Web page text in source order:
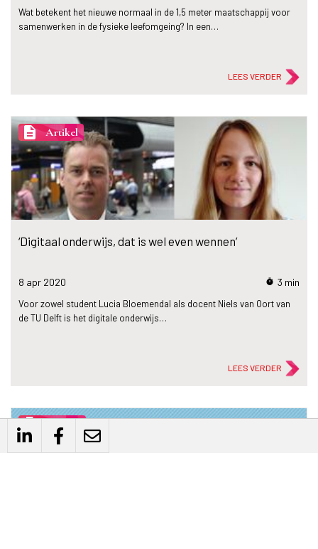
Wat betekent het nieuwe normaal in de 1,5 meter maatschappij voor
samenwerken in de fysieke leefomgeing? In een…
LEES VERDER
description Artikel
‘Digitaal onderwijs, dat is wel even wennen’
8 apr 2020 timer 3 min
Voor zowel student Lucia Bloemendal als docent Niels van Oort van
de TU Delft is het digitale onderwijs…
LEES VERDER
flash_on Nieuws